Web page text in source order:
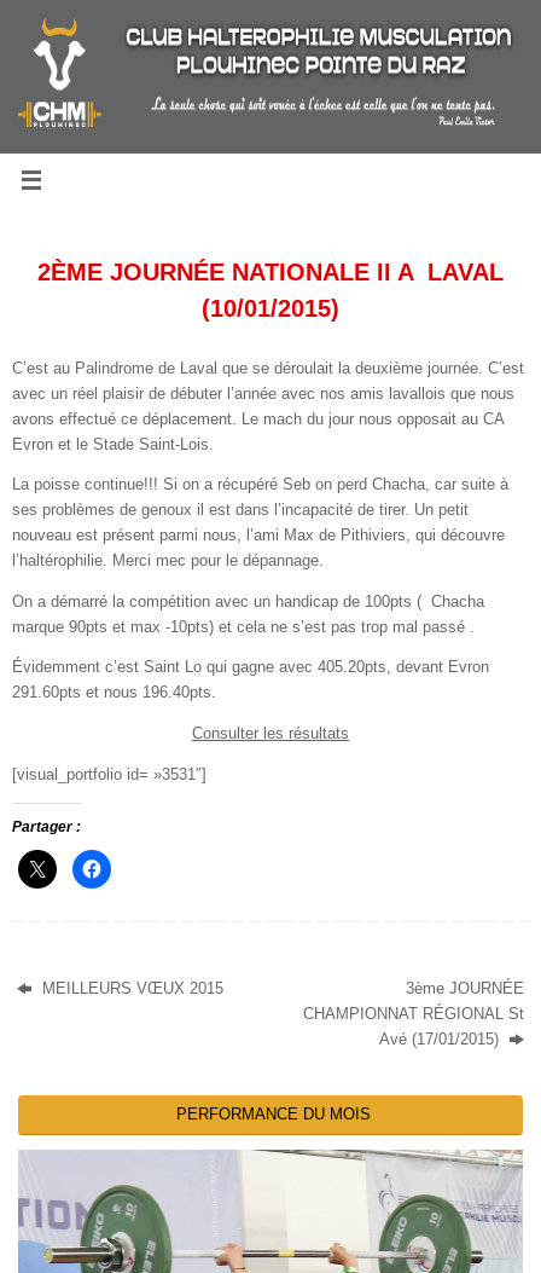
contenu
2ÈME JOURNÉE NATIONALE II A LAVAL
(10/01/2015)
C’est au Palindrome de Laval que se déroulait la deuxième journée. C’est
avec un réel plaisir de débuter l’année avec nos amis lavallois que nous
avons effectué ce déplacement. Le mach du jour nous opposait au CA
Evron et le Stade Saint-Lois.
La poisse continue!!! Si on a récupéré Seb on perd Chacha, car suite à
ses problèmes de genoux il est dans l’incapacité de tirer. Un petit
nouveau est présent parmi nous, l’ami Max de Pithiviers, qui découvre
l’haltérophilie. Merci mec pour le dépannage.
On a démarré la compétition avec un handicap de 100pts ( Chacha
marque 90pts et max -10pts) et cela ne s’est pas trop mal passé .
Évidemment c’est Saint Lo qui gagne avec 405.20pts, devant Evron
291.60pts et nous 196.40pts.
Consulter les résultats
[visual_portfolio id= »3531″]
Partager :
MEILLEURS VŒUX 2015
3ème JOURNÉE
CHAMPIONNAT RÉGIONAL St
Avé (17/01/2015)
PERFORMANCE DU MOIS